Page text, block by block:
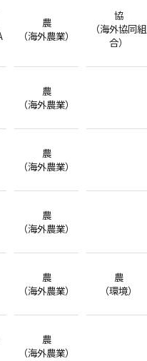
農
（海外農業）
協
（海外協同組
合）
農
（海外農業）
農
（海外農業）
農
（海外農業）
農
（海外農業）
農
（環境）
農
（海外農業）